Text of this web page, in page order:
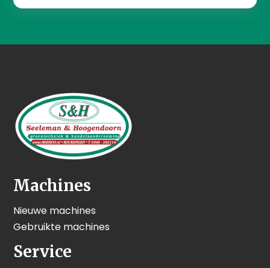
Machines
Nieuwe machines
Gebruikte machines
Service